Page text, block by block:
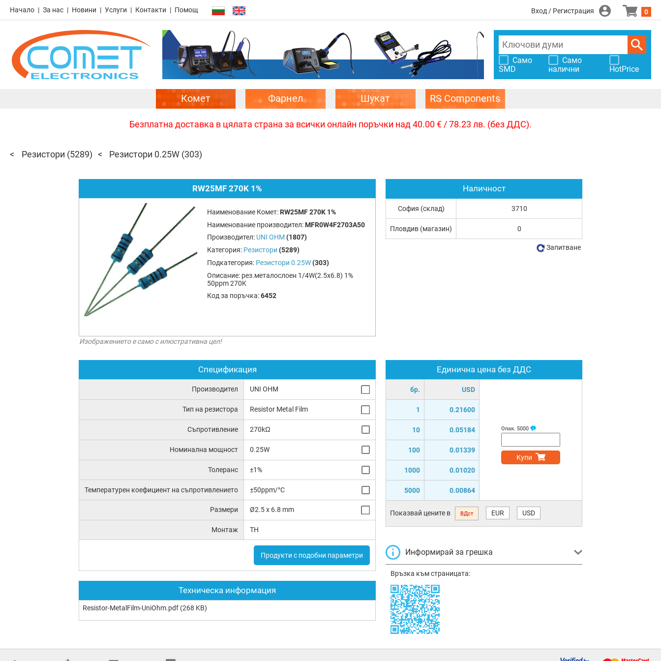
Начало За нас Новини Услуги Контакти Помощ Вход / Регистрация 0
Само
SMD
Само
налични
HotPrice
Комет Фарнел Шукат RS Components
Безплатна доставка в цялата страна за всички онлайн поръчки над 40.00 € / 78.23 лв. (без ДДС).
Резистори (5289) Резистори 0.25W (303)
RW25MF 270K 1%
Наименование Комет: RW25MF 270K 1%
Наименование производител: MFR0W4F2703A50
Производител: UNI OHM (1807)
Категория: Резистори (5289)
Подкатегория: Резистори 0.25W (303)
Описание: рез.металослоен 1/4W(2.5x6.8) 1%
50ppm 270K
Код за поръчка:6452
Изображението е само с илюстративна цел!
Спецификация
Производител UNI OHM
Тип на резистора Resistor Metal Film
Съпротивление 270kΩ
Номинална мощност 0.25W
Толеранс ±1%
Температурен коефициент на съпротивлението ±50ppm/°C
Размери Ø2.5 x 6.8 mm
Монтаж TH
Продукти с подобни параметри
Техническа информация
Resistor-MetalFilm-UniOhm.pdf (268 KB)
Единична цена без ДДС
бр. USD
1 0.21600
10 0.05184
100 0.01339
1000 0.01020
5000 0.00864
Опак. 5000
Купи
Показвай цените в ВДст EUR USD
Информирай за грешка
Връзка към страницата:
Наличност
София (склад) 3710
Пловдив (магазин) 0
Запитване